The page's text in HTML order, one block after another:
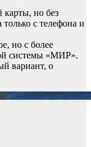
карты, но без
с телефона и
но с более
системы «МИР».
вариант, о